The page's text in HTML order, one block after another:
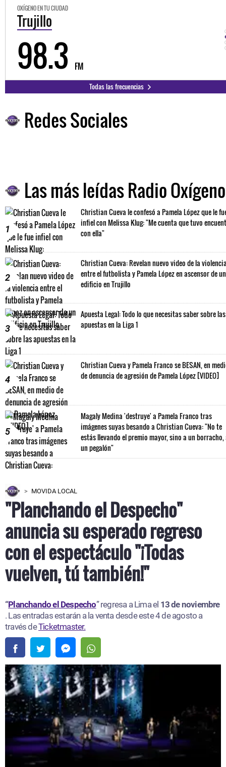
OXÍGENO EN TU CIUDAD
Trujillo
98.3 FM
Todas las frecuencias
Redes Sociales
Las más leídas Radio Oxígeno
1
Christian Cueva le confesó a Pamela López que le
infiel con Melissa Klug: "Me cuenta que tuvo
con ella"
2
Christian Cueva: Revelan nuevo video de la
entre el futbolista y Pamela López en ascensor de un
edificio en Trujillo
3
Apuesta Legal: Todo lo que necesitas saber sobre las
apuestas en la Liga 1
4
Christian Cueva y Pamela Franco se BESAN, en
de denuncia de agresión de Pamela López [VIDEO]
5
Magaly Medina 'destruye' a Pamela Franco tras
imágenes suyas besando a Christian Cueva: "No te
estás llevando el premio mayor, sino a un borracho,
un pegalón"
MOVIDA LOCAL
"Planchando el Despecho"
anuncia su esperado regreso
con el espectáculo "¡Todas
vuelven, tú también!"
“Planchando el Despecho” regresa a Lima el 13 de noviembre
. Las entradas estarán a la venta desde este 4 de agosto a
través deTicketmaster.